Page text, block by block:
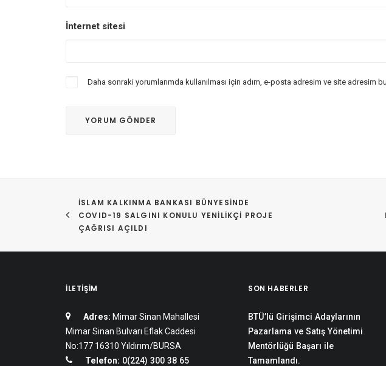
İnternet sitesi
Daha sonraki yorumlarımda kullanılması için adım, e-posta adresim ve site adresim
İSLAM KALKINMA BANKASI BÜNYESINDE
COVID-19 SALGINI KONULU YENILIKÇI PROJE
ÇAĞRISI AÇILDI
İLETIŞIM
Adres: Mimar Sinan Mahallesi
Mimar Sinan Bulvarı Eflak Caddesi
No:177 16310 Yıldırım/BURSA
Telefon: 0(224) 300 38 65
SON HABERLER
BTÜ’lü Girişimci Adaylarının
Pazarlama ve Satış Yönetimi
Mentörlüğü Başarı ile
Tamamlandı.